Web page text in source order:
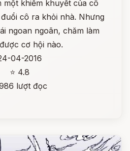
một khiếm khuyết của cô
cô ra khỏi nhà. Nhưng
ngoan ngoãn, chăm làm
cơ hội nào.
04-2016
⭐ 4.8
lượt đọc